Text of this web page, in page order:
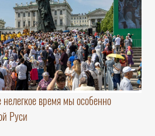
время мы особенно
Руси